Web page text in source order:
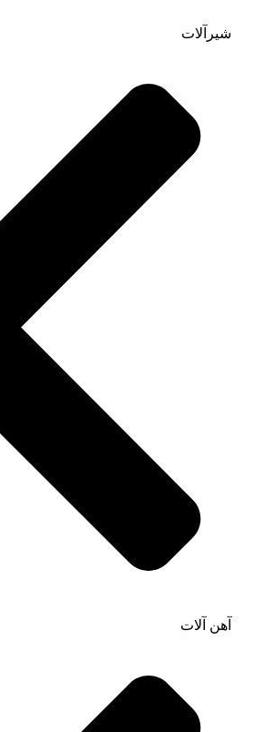
شیرآلات
آهن آلات